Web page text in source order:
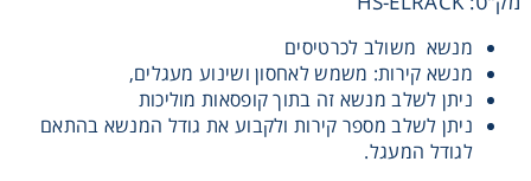
מנשא משולב לכרטיסים
מנשא קירות: משמש לאחסון ושינוע מעגלים,
ניתן לשלב מנשא זה בתוך קופסאות מוליכות
ניתן לשלב מספר קירות ולקבוע את גודל המנשא בהתאם
לגודל המעגל.
Sample Preparation
Shaking & Stirring
Storage